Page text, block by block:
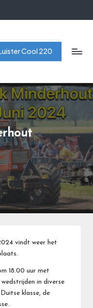
Cool 220
vindt weer het
18.00 uur met
wedstrijden in diverse
klasse, de